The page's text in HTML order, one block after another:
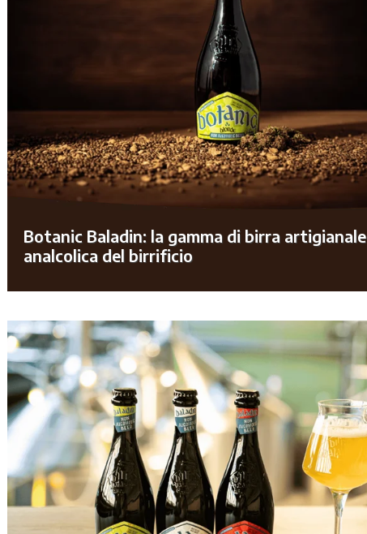
Botanic Baladin: la gamma di birra artigianale
analcolica del birrificio